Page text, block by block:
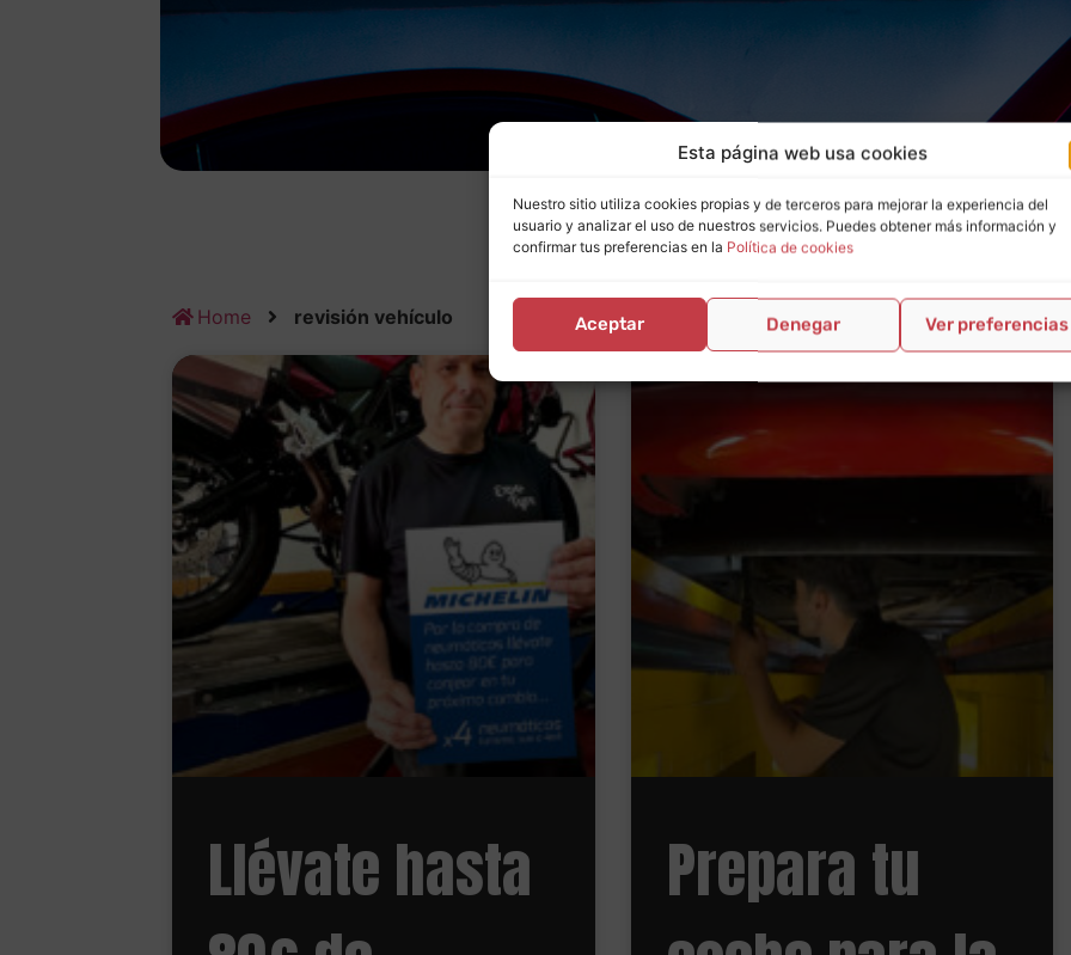
Esta página web usa cookies
Nuestro sitio utiliza cookies propias y de terceros para mejorar la experiencia del
usuario y analizar el uso de nuestros servicios. Puedes obtener más información y
confirmar tus preferencias en la Política de cookies
Aceptar Denegar Ver preferencias
Home revisión vehículo
Llévate hasta
Prepara tu